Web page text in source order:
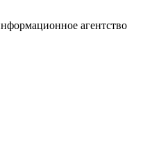
агентство